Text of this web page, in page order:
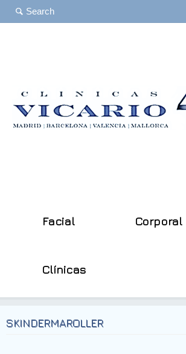
Facial Corporal
Clínicas
SKINDERMAROLLER